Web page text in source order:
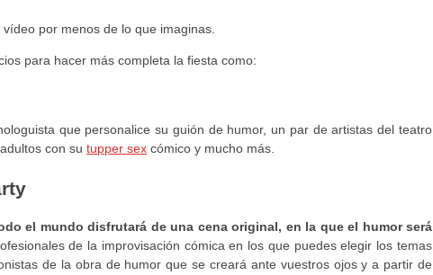
por menos de lo que imaginas.
para hacer más completa la fiesta como:
que personalice su guión de humor, un par de artistas del teatro
con su tupper sex cómico y mucho más.
el mundo disfrutará de una cena original, en la que el humor será
de la improvisación cómica en los que puedes elegir los temas
de la obra de humor que se creará ante vuestros ojos y a partir de